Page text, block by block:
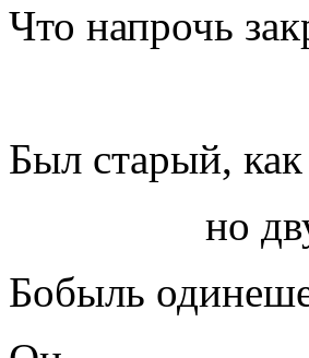
Что напрочь
Был старый,
но
Бобыль